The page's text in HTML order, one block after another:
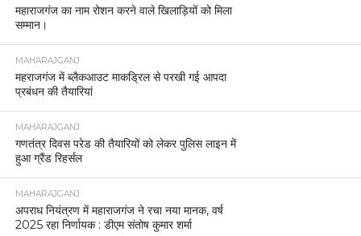
महाराजगंज का नाम रोशन करने वाले खिलाड़ियों को मिला
सम्मान।
MAHARAJGANJ
महराजगंज में ब्लैकआउट माकड्रिल से परखी गई आपदा
प्रबंधन की तैयारियां
MAHARAJGANJ
गणतंत्र दिवस परेड की तैयारियों को लेकर पुलिस लाइन में
हुआ ग्रैंड रिहर्सल
MAHARAJGANJ
अपराध नियंत्रण में महाराजगंज ने रचा नया मानक, वर्ष
2025 रहा निर्णायक : डीएम संतोष कुमार शर्मा